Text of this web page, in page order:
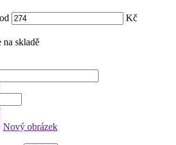
Kč
skladě
Nový obrázek